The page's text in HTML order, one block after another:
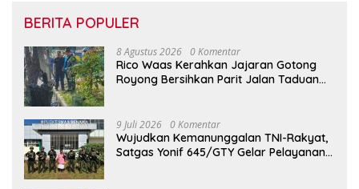
BERITA POPULER
8 Agustus 2026 0 Komentar
Rico Waas Kerahkan Jajaran Gotong
Royong Bersihkan Parit Jalan Taduan
9 Juli 2026 0 Komentar
Wujudkan Kemanunggalan TNI-Rakyat,
Satgas Yonif 645/GTY Gelar Pelayanan